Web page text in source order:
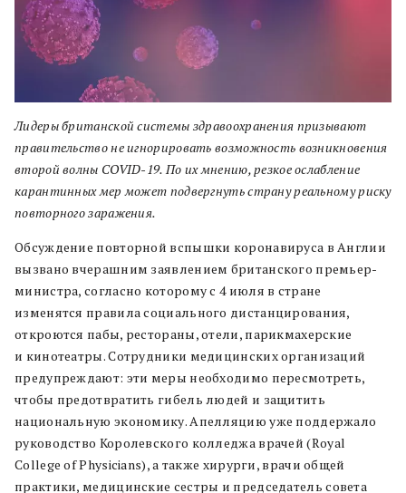
Лидеры британской системы здравоохранения призывают
правительство не игнорировать возможность возникновения
второй волны COVID-19. По их мнению, резкое ослабление
карантинных мер может подвергнуть страну реальному риску
повторного заражения.
Обсуждение повторной вспышки коронавируса в Англии
вызвано вчерашним заявлением британского премьер-
министра, согласно которому с 4 июля в стране
изменятся правила социального дистанцирования,
откроются пабы, рестораны, отели, парикмахерские
и кинотеатры. Сотрудники медицинских организаций
предупреждают: эти меры необходимо пересмотреть,
чтобы предотвратить гибель людей и защитить
национальную экономику. Апелляцию уже поддержало
руководство Королевского колледжа врачей (Royal
College of Physicians), а также хирурги, врачи общей
практики, медицинские сестры и председатель совета